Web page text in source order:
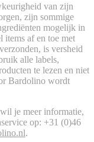
van zijn
zijn sommige
mogelijk in
items af en toe met
is versheid
alle labels,
te lezen en niet
Bardolino wordt
je meer informatie,
op: +31 (0)46
.